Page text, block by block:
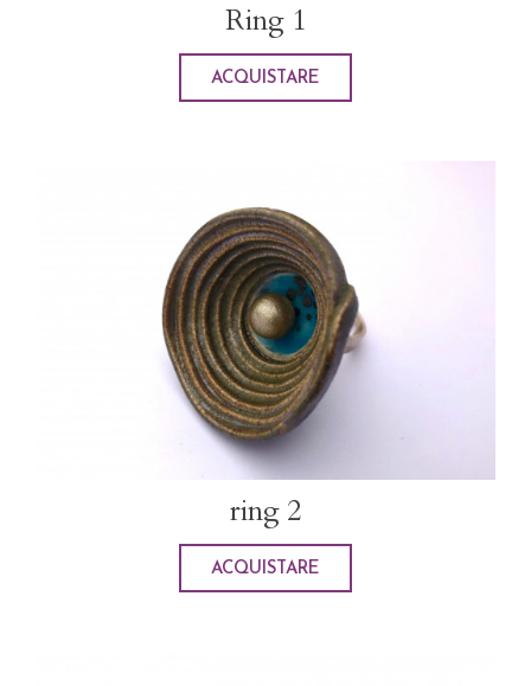
Ring 1
ACQUISTARE
ring 2
ACQUISTARE